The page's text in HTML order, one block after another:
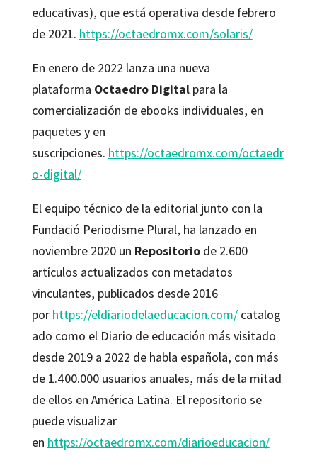
educativas), que está operativa desde febrero
de 2021. https://octaedromx.com/solaris/
En enero de 2022 lanza una nueva
plataforma Octaedro Digital para la
comercialización de ebooks individuales, en
paquetes y en
suscripciones. https://octaedromx.com/octaedr
o-digital/
El equipo técnico de la editorial junto con la
Fundació Periodisme Plural, ha lanzado en
noviembre 2020 un Repositoriode 2.600
artículos actualizados con metadatos
vinculantes, publicados desde 2016
por https://eldiariodelaeducacion.com/ catalog
ado como el Diario de educación más visitado
desde 2019 a 2022 de habla española, con más
de 1.400.000 usuarios anuales, más de la mitad
de ellos en América Latina. El repositorio se
puede visualizar
en https://octaedromx.com/diarioeducacion/